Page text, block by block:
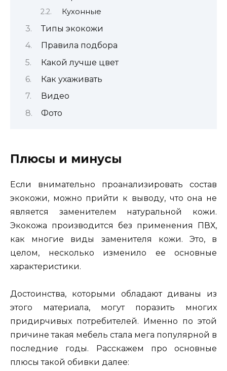
Кухонные
Типы экокожи
Правила подбора
Какой лучше цвет
Как ухаживать
Видео
Фото
Плюсы и минусы
Если внимательно проанализировать состав
экокожи, можно прийти к выводу, что она не
является заменителем натуральной кожи.
Экокожа производится без применения ПВХ,
как многие виды заменителя кожи. Это, в
целом, несколько изменило ее основные
характеристики.
Достоинства, которыми обладают диваны из
этого материала, могут поразить многих
придирчивых потребителей. Именно по этой
причине такая мебель стала мега популярной в
последние годы. Расскажем про основные
плюсы такой обивки далее: